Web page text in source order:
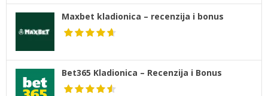
Maxbet kladionica – recenzija i bonus
Bet365 Kladionica – Recenzija i Bonus